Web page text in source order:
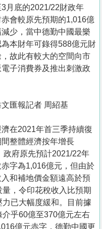
月底的2021/22財政年
赤會較原先預期的1,016億
少，當中德勤中國最樂
本財年可錄得588億元財
故此有較大的空間向市
電子消費券及推出刺激政
匯報記者 周紹基
在2021年首三季持續復
間整體經濟按年增長
政府原先預計2021/22年
赤字為1,016億元，但由於
和補地價金額遠高於預
，令印花稅收入比預期
已大幅度緩和。目前據
乎60億至370億元左右
億元赤字，德勤中國更